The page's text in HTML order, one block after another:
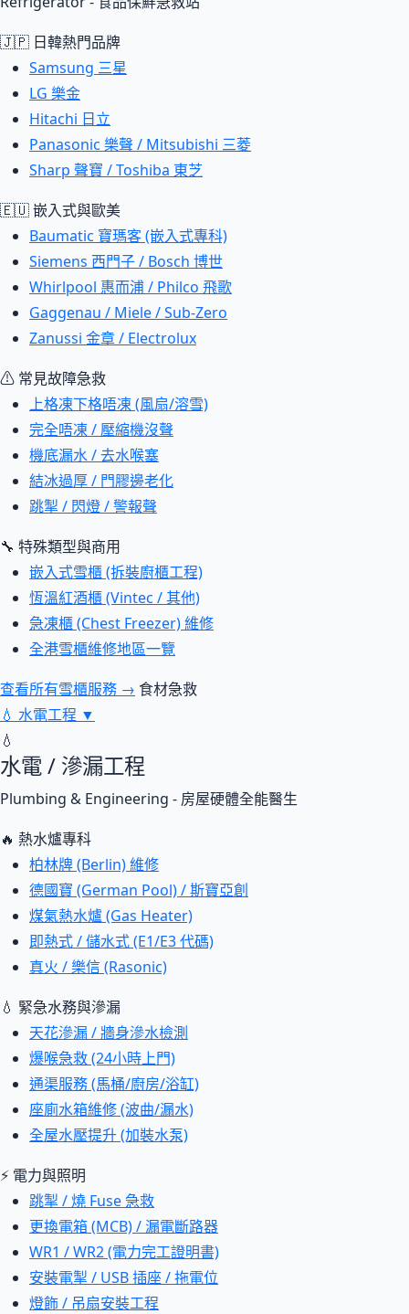
🇯🇵 日韓熱門品牌
Samsung 三星
LG 樂金
Hitachi 日立
Panasonic 樂聲 / Mitsubishi 三菱
Sharp 聲寶 / Toshiba 東芝
🇪🇺 嵌入式與歐美
Baumatic 寶瑪客 (嵌入式專科)
Siemens 西門子 / Bosch 博世
Whirlpool 惠而浦 / Philco 飛歌
Gaggenau / Miele / Sub-Zero
Zanussi 金章 / Electrolux
⚠ 常見故障急救
上格凍下格唔凍 (風扇/溶雪)
完全唔凍 / 壓縮機沒聲
機底漏水 / 去水喉塞
結冰過厚 / 門膠邊老化
跳掣 / 閃燈 / 警報聲
🔧 特殊類型與商用
嵌入式雪櫃 (拆裝廚櫃工程)
恆溫紅酒櫃 (Vintec / 其他)
急凍櫃 (Chest Freezer) 維修
全港雪櫃維修地區一覽
查看所有雪櫃服務 → 食材急救
💧 水電工程 ▼
💧
水電 / 滲漏工程
Plumbing & Engineering - 房屋硬體全能醫生
🔥 熱水爐專科
柏林牌 (Berlin) 維修
德國寶 (German Pool) / 斯寶亞創
煤氣熱水爐 (Gas Heater)
即熱式 / 儲水式 (E1/E3 代碼)
真火 / 樂信 (Rasonic)
💧 緊急水務與滲漏
天花滲漏 / 牆身滲水檢測
爆喉急救 (24小時上門)
通渠服務 (馬桶/廚房/浴缸)
座廁水箱維修 (波曲/漏水)
全屋水壓提升 (加裝水泵)
⚡ 電力與照明
跳掣 / 燒 Fuse 急救
更換電箱 (MCB) / 漏電斷路器
WR1 / WR2 (電力完工證明書)
安裝電掣 / USB 插座 / 拖電位
燈飾 / 吊扇安裝工程